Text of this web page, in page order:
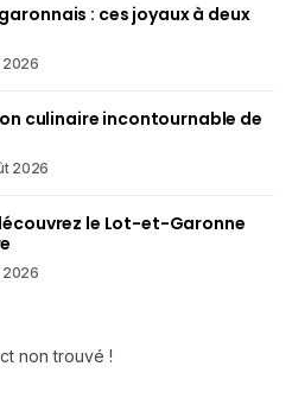
: ces joyaux à deux
2026
culinaire incontournable de
2026
le Lot-et-Garonne
2026
non trouvé !